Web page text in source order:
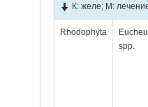
К: желе; М:
Rhodophyta
spp.